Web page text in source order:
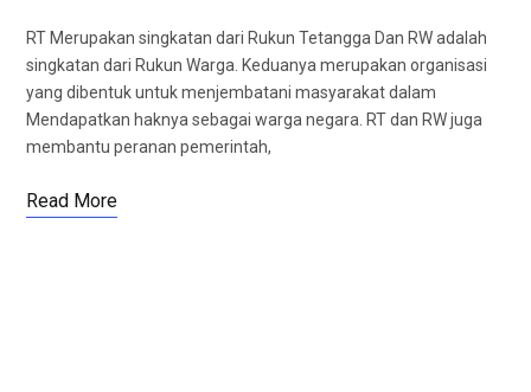
RT Merupakan singkatan dari Rukun Tetangga Dan RW adalah
singkatan dari Rukun Warga. Keduanya merupakan organisasi
yang dibentuk untuk menjembatani masyarakat dalam
Mendapatkan haknya sebagai warga negara. RT dan RW juga
membantu peranan pemerintah,
Read More